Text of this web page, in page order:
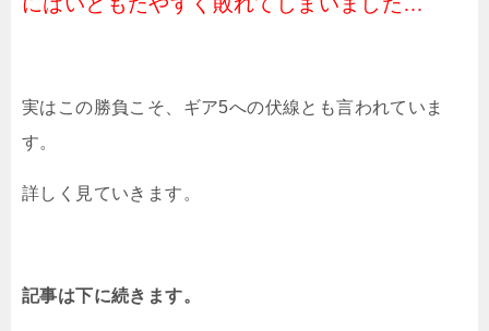
実はこの勝負こそ、ギア5への伏線とも言われていま
す。
詳しく見ていきます。
記事は下に続きます。